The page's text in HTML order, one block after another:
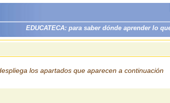
EDUCATECA: para saber dónde aprender lo
los apartados que aparecen a continuación